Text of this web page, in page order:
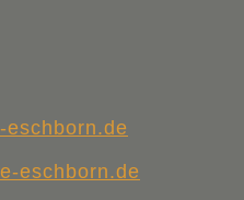
eschborn.de
eschborn.de